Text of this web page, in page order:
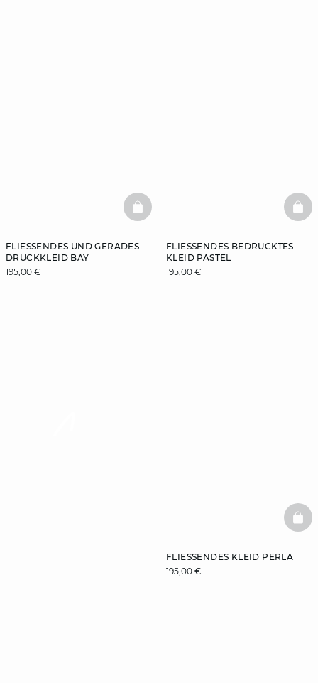
FLIESSENDES UND GERADES D
RUCKKLEID BAY
195,00 €
BASKETFULL
FLIESSENDES BEDRUCKTES K
LEID PASTEL
195,00 €
FLIESSENDES KLEID PERLA
195,00 €